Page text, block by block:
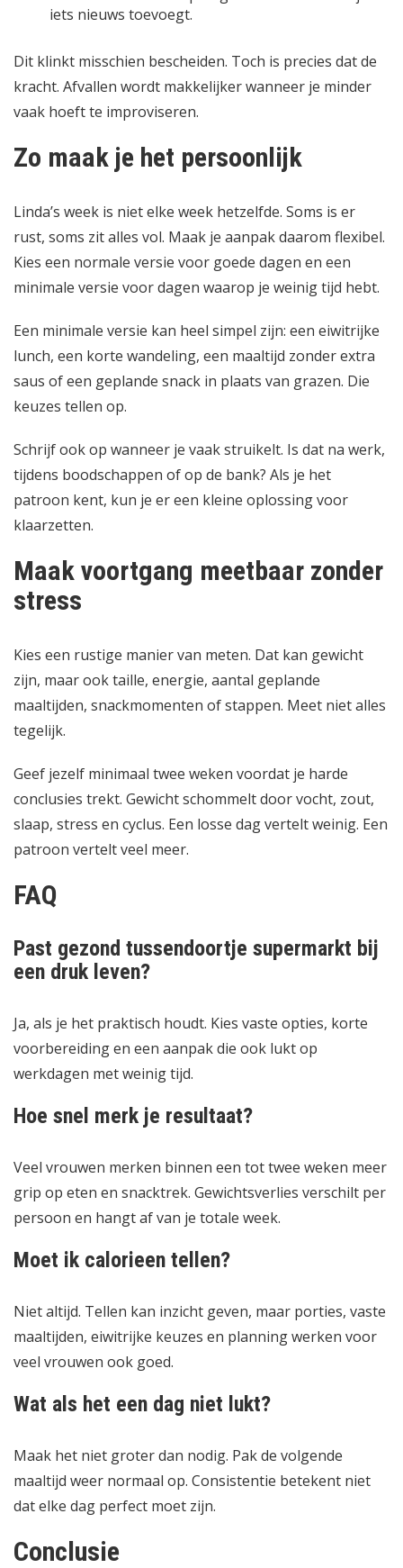
iets nieuws toevoegt.
Dit klinkt misschien bescheiden. Toch is precies dat de
kracht. Afvallen wordt makkelijker wanneer je minder
vaak hoeft te improviseren.
Zo maak je het persoonlijk
Linda’s week is niet elke week hetzelfde. Soms is er
rust, soms zit alles vol. Maak je aanpak daarom flexibel.
Kies een normale versie voor goede dagen en een
minimale versie voor dagen waarop je weinig tijd hebt.
Een minimale versie kan heel simpel zijn: een eiwitrijke
lunch, een korte wandeling, een maaltijd zonder extra
saus of een geplande snack in plaats van grazen. Die
keuzes tellen op.
Schrijf ook op wanneer je vaak struikelt. Is dat na werk,
tijdens boodschappen of op de bank? Als je het
patroon kent, kun je er een kleine oplossing voor
klaarzetten.
Maak voortgang meetbaar zonder
stress
Kies een rustige manier van meten. Dat kan gewicht
zijn, maar ook taille, energie, aantal geplande
maaltijden, snackmomenten of stappen. Meet niet alles
tegelijk.
Geef jezelf minimaal twee weken voordat je harde
conclusies trekt. Gewicht schommelt door vocht, zout,
slaap, stress en cyclus. Een losse dag vertelt weinig. Een
patroon vertelt veel meer.
FAQ
Past gezond tussendoortje supermarkt bij
een druk leven?
Ja, als je het praktisch houdt. Kies vaste opties, korte
voorbereiding en een aanpak die ook lukt op
werkdagen met weinig tijd.
Hoe snel merk je resultaat?
Veel vrouwen merken binnen een tot twee weken meer
grip op eten en snacktrek. Gewichtsverlies verschilt per
persoon en hangt af van je totale week.
Moet ik calorieen tellen?
Niet altijd. Tellen kan inzicht geven, maar porties, vaste
maaltijden, eiwitrijke keuzes en planning werken voor
veel vrouwen ook goed.
Wat als het een dag niet lukt?
Maak het niet groter dan nodig. Pak de volgende
maaltijd weer normaal op. Consistentie betekent niet
dat elke dag perfect moet zijn.
Conclusie